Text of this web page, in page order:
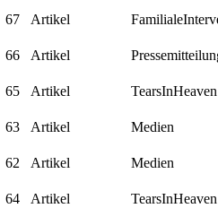
67 Artikel
66 Artikel
65 Artikel
TearsInHeaven
63 Artikel
Medien
62 Artikel
Medien
64 Artikel
TearsInHeaven